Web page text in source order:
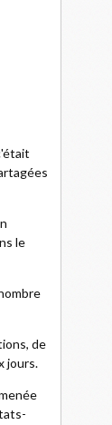
le
de
jours.